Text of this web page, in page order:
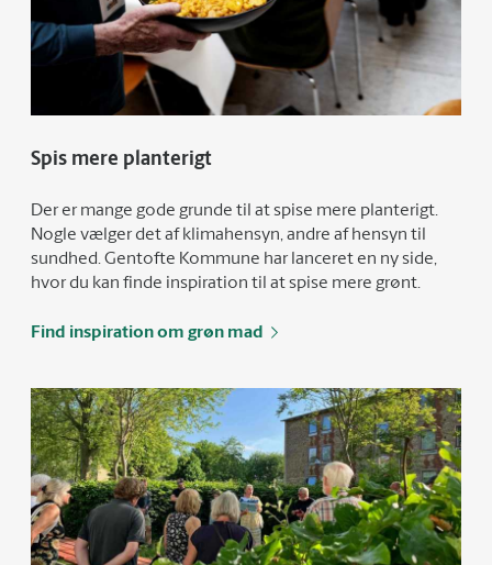
Spis mere planterigt
Der er mange gode grunde til at spise mere planterigt.
Nogle vælger det af klimahensyn, andre af hensyn til
sundhed. Gentofte Kommune har lanceret en ny side,
hvor du kan finde inspiration til at spise mere grønt.
Find inspiration om grøn mad